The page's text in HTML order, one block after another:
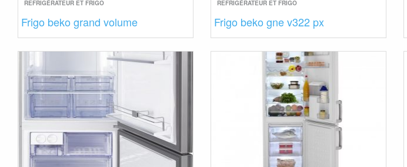
REFRIGÉRATEUR ET FRIGO
Frigo beko grand volume
REFRIGÉRATEUR ET FRIGO
Frigo beko gne v322 px